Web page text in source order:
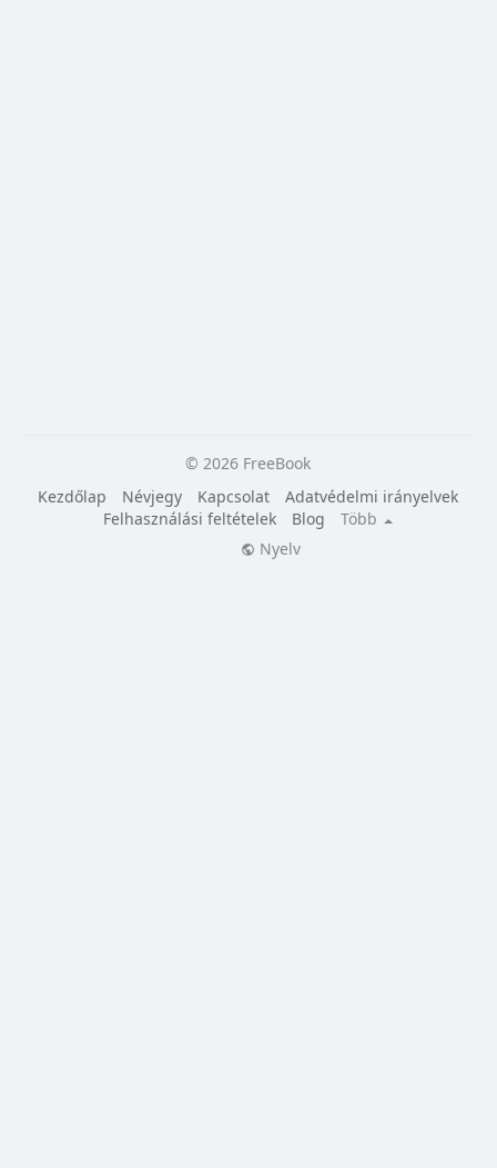
© 2026 FreeBook
Kezdőlap
Névjegy Kapcsolat
Adatvédelmi irányelvek
Felhasználási feltételek
Blog
Több
Nyelv